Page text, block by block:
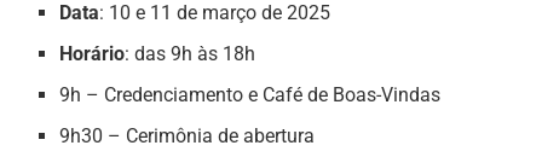
Data: 10 e 11 de março de 2025
Horário: das 9h às 18h
9h – Credenciamento e Café de Boas-Vindas
9h30 – Cerimônia de abertura